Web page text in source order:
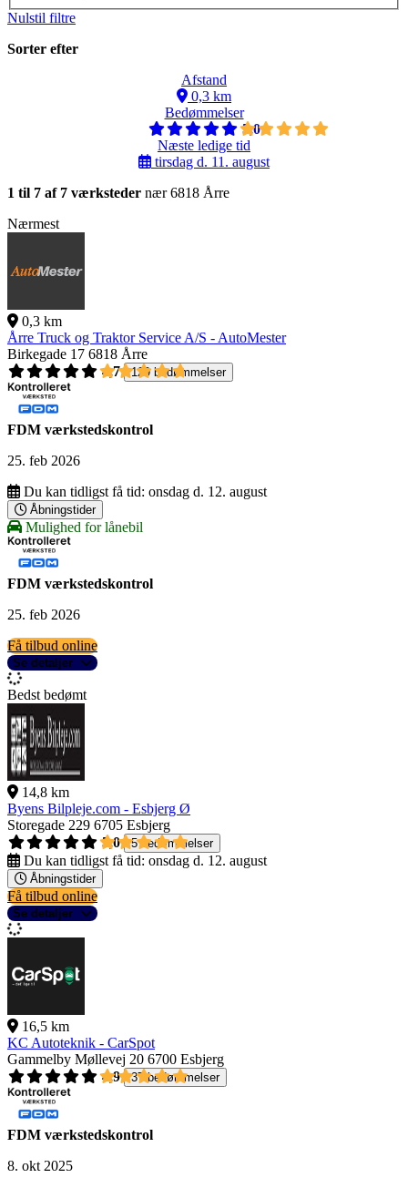
Nulstil filtre
Sorter efter
Afstand
0,3 km
Bedømmelser
5,0
Næste ledige tid
tirsdag d. 11. august
1 til 7 af 7 værksteder nær 6818 Årre
Nærmest
0,3 km
Årre Truck og Traktor Service A/S - AutoMester
Birkegade 17 6818 Årre
4,7
129 bedømmelser
FDM værkstedskontrol
25. feb 2026
Du kan tidligst få tid: onsdag d. 12. august
Åbningstider
Mulighed for lånebil
FDM værkstedskontrol
25. feb 2026
Få tilbud online
Se detaljer
Bedst bedømt
14,8 km
Byens Bilpleje.com - Esbjerg Ø
Storegade 229 6705 Esbjerg
5,0
5 bedømmelser
Du kan tidligst få tid: onsdag d. 12. august
Åbningstider
Få tilbud online
Se detaljer
16,5 km
KC Autoteknik - CarSpot
Gammelby Møllevej 20 6700 Esbjerg
4,9
37 bedømmelser
FDM værkstedskontrol
8. okt 2025